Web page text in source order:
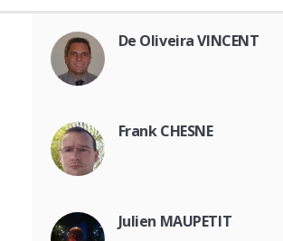
De Oliveira VINCENT
Frank CHESNE
Julien MAUPETIT